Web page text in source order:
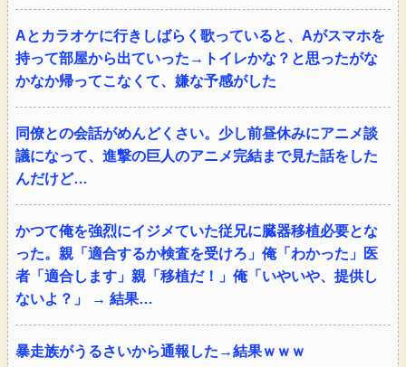
Aとカラオケに行きしばらく歌っていると、Aがスマホを
持って部屋から出ていった→トイレかな？と思ったがな
かなか帰ってこなくて、嫌な予感がした
同僚との会話がめんどくさい。少し前昼休みにアニメ談
議になって、進撃の巨人のアニメ完結まで見た話をした
んだけど…
かつて俺を強烈にイジメていた従兄に臓器移植必要とな
った。親「適合するか検査を受けろ」俺「わかった」医
者「適合します」親「移植だ！」俺「いやいや、提供し
ないよ？」 → 結果…
暴走族がうるさいから通報した→結果ｗｗｗ